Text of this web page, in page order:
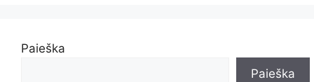
Paieška
Paieška